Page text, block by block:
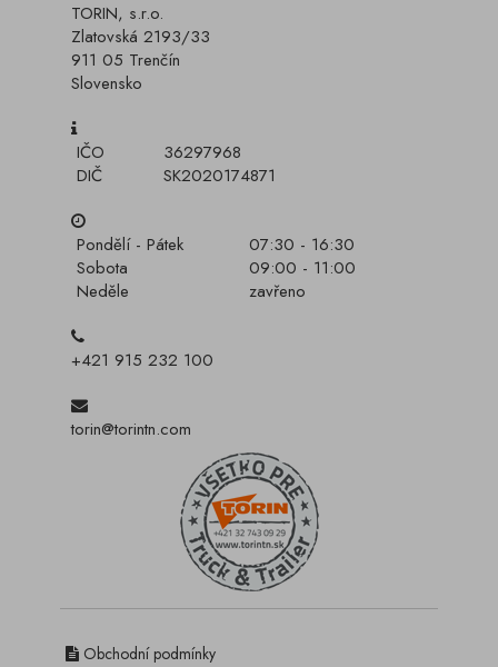
TORIN, s.r.o.
Zlatovská 2193/33
911 05 Trenčín
Slovensko
IČO
36297968
DIČ
SK2020174871
Pondělí - Pátek
07:30 - 16:30
Sobota
09:00 - 11:00
Neděle
zavřeno
+421 915 232 100
torin@torintn.com
Obchodní podmínky